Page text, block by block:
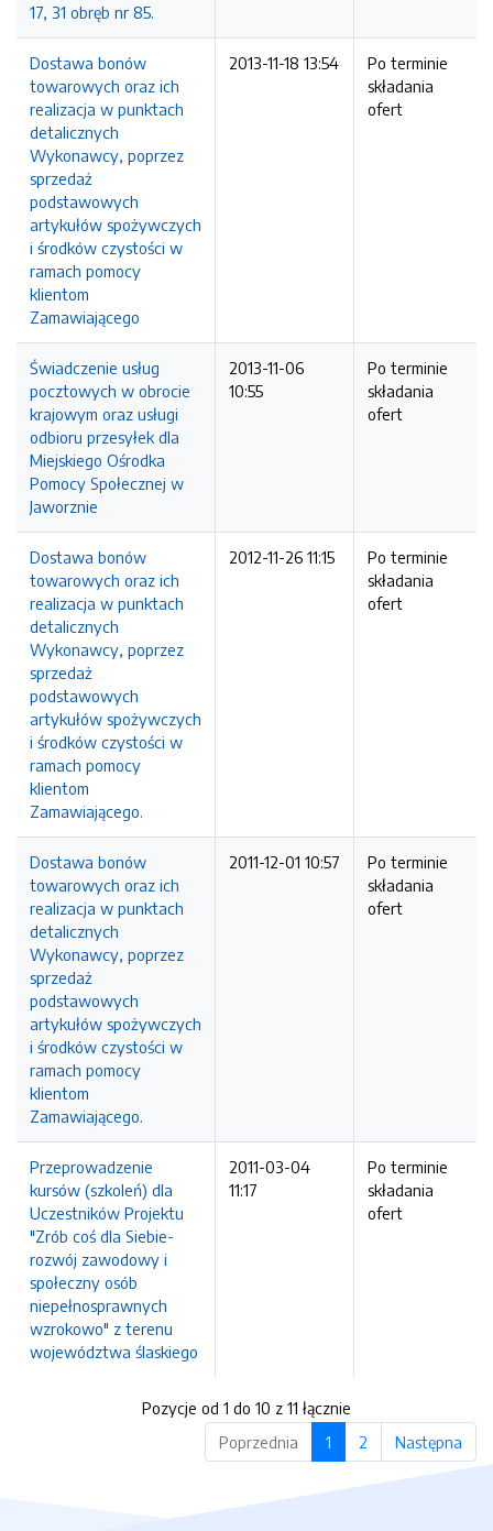
17, 31 obręb nr 85.
Dostawa bonów
towarowych oraz ich
realizacja w punktach
detalicznych
Wykonawcy, poprzez
sprzedaż
podstawowych
artykułów spożywczych
i środków czystości w
ramach pomocy
klientom
Zamawiającego
2013-11-18 13:54
Po terminie
składania
ofert
Świadczenie usług
pocztowych w obrocie
krajowym oraz usługi
odbioru przesyłek dla
Miejskiego Ośrodka
Pomocy Społecznej w
Jaworznie
2013-11-06
10:55
Po terminie
składania
ofert
Dostawa bonów
towarowych oraz ich
realizacja w punktach
detalicznych
Wykonawcy, poprzez
sprzedaż
podstawowych
artykułów spożywczych
i środków czystości w
ramach pomocy
klientom
Zamawiającego.
2012-11-26 11:15
Po terminie
składania
ofert
Dostawa bonów
towarowych oraz ich
realizacja w punktach
detalicznych
Wykonawcy, poprzez
sprzedaż
podstawowych
artykułów spożywczych
i środków czystości w
ramach pomocy
klientom
Zamawiającego.
2011-12-01 10:57
Po terminie
składania
ofert
Przeprowadzenie
kursów (szkoleń) dla
Uczestników Projektu
"Zrób coś dla Siebie-
rozwój zawodowy i
społeczny osób
niepełnosprawnych
wzrokowo" z terenu
województwa ślaskiego
2011-03-04
11:17
Po terminie
składania
ofert
Pozycje od 1 do 10 z 11 łącznie
Poprzednia
1 2 Następna